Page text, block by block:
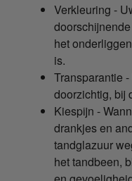
Verkleuring -
het
is.
Transparantie
doorzichtig, bij
Kiespijn -
drankjes en
tandglazuur
het tandbeen,